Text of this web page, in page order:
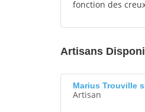
fonction des
Artisans
Marius Trouville
Artisan